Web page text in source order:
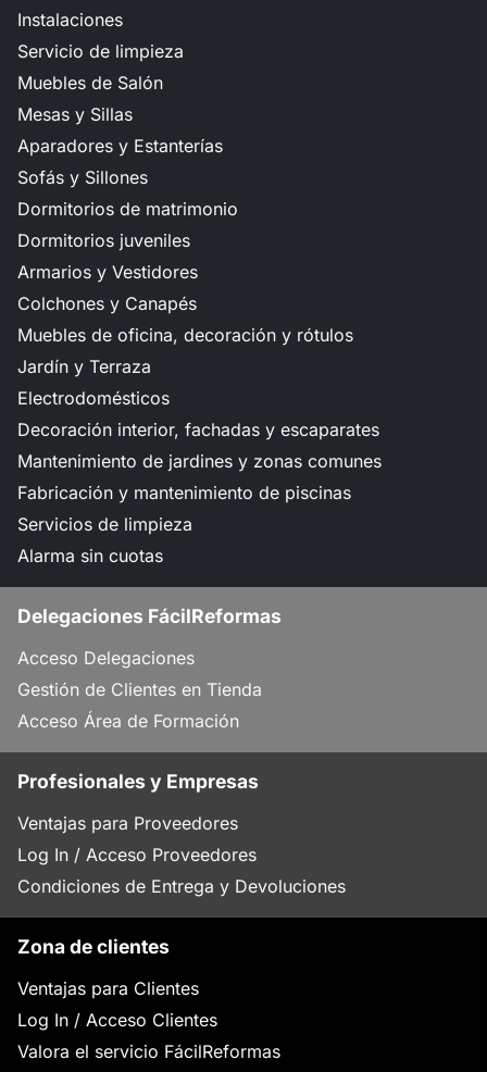
Instalaciones
Servicio de limpieza
Muebles de Salón
Mesas y Sillas
Aparadores y Estanterías
Sofás y Sillones
Dormitorios de matrimonio
Dormitorios juveniles
Armarios y Vestidores
Colchones y Canapés
Muebles de oficina, decoración y rótulos
Jardín y Terraza
Electrodomésticos
Decoración interior, fachadas y escaparates
Mantenimiento de jardines y zonas comunes
Fabricación y mantenimiento de piscinas
Servicios de limpieza
Alarma sin cuotas
Delegaciones FácilReformas
Acceso Delegaciones
Gestión de Clientes en Tienda
Acceso Área de Formación
Profesionales y Empresas
Ventajas para Proveedores
Log In / Acceso Proveedores
Condiciones de Entrega y Devoluciones
Zona de clientes
Ventajas para Clientes
Log In / Acceso Clientes
Valora el servicio FácilReformas